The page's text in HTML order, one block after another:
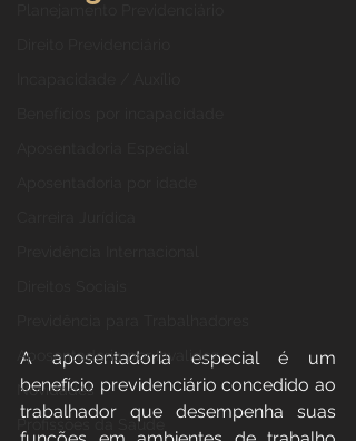
Planejamento Previdenciário
Aposentadoria por Invalidez
Novidades
Profissões da Saúde
A aposentadoria especial é um
benefício previdenciário concedido ao
trabalhador que desempenha suas